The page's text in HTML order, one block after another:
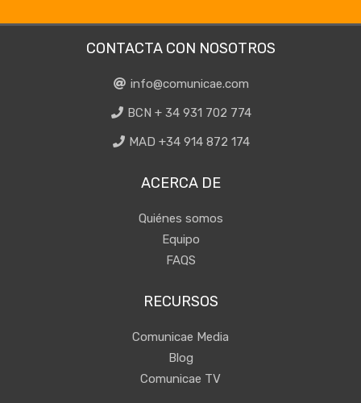
CONTACTA CON NOSOTROS
info@comunicae.com
BCN + 34 931 702 774
MAD +34 914 872 174
ACERCA DE
Quiénes somos
Equipo
FAQS
RECURSOS
Comunicae Media
Blog
Comunicae TV